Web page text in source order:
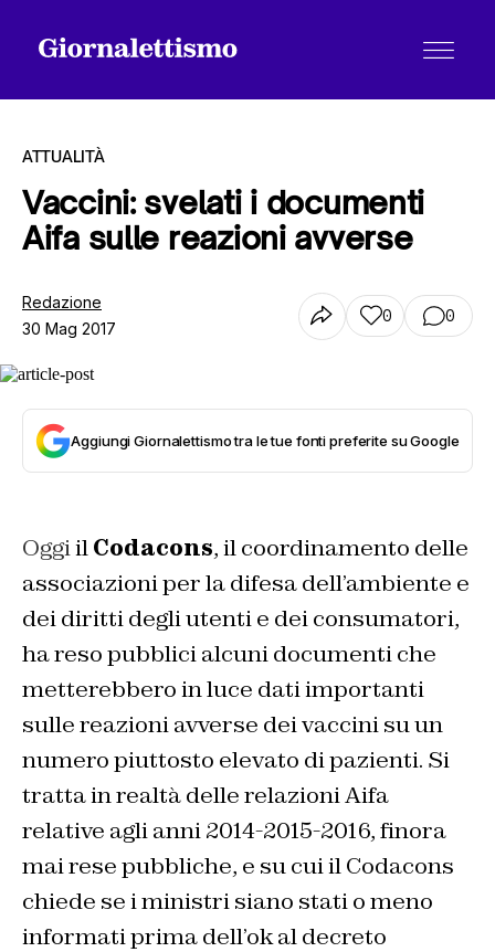
Tutti gli articoli
Chi siamo
Contatti
ATTUALITÀ
Vaccini: svelati i documenti
Aifa sulle reazioni avverse
Redazione
30 Mag 2017
0 0
Aggiungi Giornalettismo tra le tue fonti preferite su Google
OggiilCodacons, il coordinamento delle
associazioni per la difesa dell’ambiente e
dei diritti degli utenti e dei consumatori,
ha reso pubblici alcuni documenti che
metterebbero in luce dati importanti
sulle reazioni avverse dei vaccini su un
numero piuttosto elevato di pazienti. Si
tratta in realtà delle relazioni Aifa
relative agli anni 2014-2015-2016, finora
mai rese pubbliche, e su cui il Codacons
chiede se i ministri siano stati o meno
informati prima dell’ok al decreto